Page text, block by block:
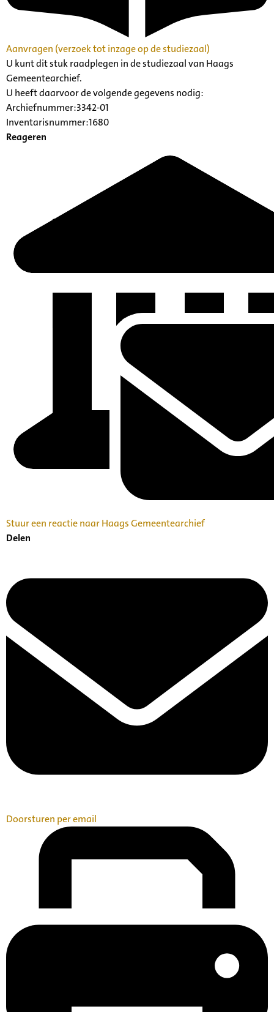
Aanvragen (verzoek tot inzage op de studiezaal)
U kunt dit stuk raadplegen in de studiezaal van Haags
Gemeentearchief.
U heeft daarvoor de volgende gegevens nodig:
Archiefnummer:3342-01
Inventarisnummer:1680
Reageren
Stuur een reactie naar Haags Gemeentearchief
Delen
Doorsturen per email